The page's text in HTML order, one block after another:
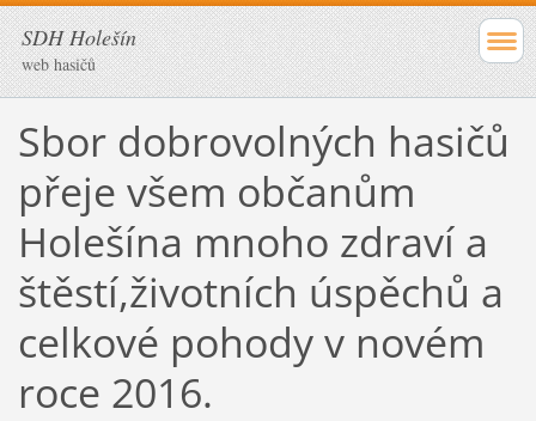
SDH Holešín
web hasičů
Sbor dobrovolných hasičů
přeje všem občanům
Holešína mnoho zdraví a
štěstí,životních úspěchů a
celkové pohody v novém
roce 2016.